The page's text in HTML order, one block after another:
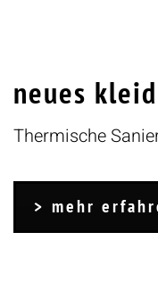
neues kleid
Thermische
mehr